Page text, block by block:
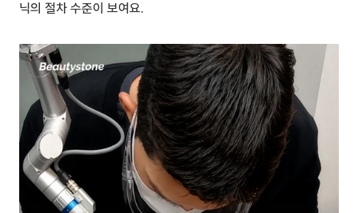
닉의 절차 수준이 보여요.